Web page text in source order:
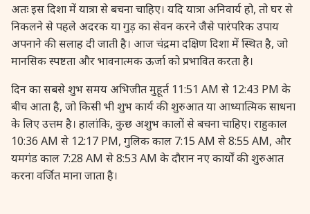
28 August, 2026 Raksha Bandhan
28 August, 2026 Sanskrit Diwas
28 August, 2026 Shravana Purnima
28 August, 2026 Varalakshmi Vrat
अतः इस दिशा में यात्रा से बचना चाहिए। यदि यात्रा अनिवार्य हो, तो घर से
निकलने से पहले अदरक या गुड़ का सेवन करने जैसे पारंपरिक उपाय
अपनाने की सलाह दी जाती है। आज चंद्रमा दक्षिण दिशा में स्थित है, जो
मानसिक स्पष्टता और भावनात्मक ऊर्जा को प्रभावित करता है।
दिन का सबसे शुभ समय अभिजीत मुहूर्त 11:51 AM से 12:43 PM के
बीच आता है, जो किसी भी शुभ कार्य की शुरुआत या आध्यात्मिक साधना
के लिए उत्तम है। हालांकि, कुछ अशुभ कालों से बचना चाहिए। राहुकाल
10:36 AM से 12:17 PM, गुलिक काल 7:15 AM से 8:55 AM, और
यमगंड काल 7:28 AM से 8:53 AM के दौरान नए कार्यों की शुरुआत
करना वर्जित माना जाता है।